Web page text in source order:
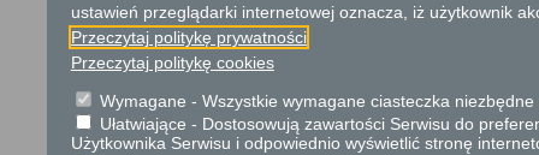
wywłaszczenia oraz stan
Ustawa z dnia 14
Ustawa z dnia 21
ustawień przeglądarki internetowej oznacza, iż użytkownik
Przeczytaj politykę prywatności
Przeczytaj politykę cookies
Wymagane - Wszystkie wymagane ciasteczka
Ułatwiające - Dostosowują zawartości Serwisu do
Użytkownika Serwisu i odpowiednio wyświetlić stronę